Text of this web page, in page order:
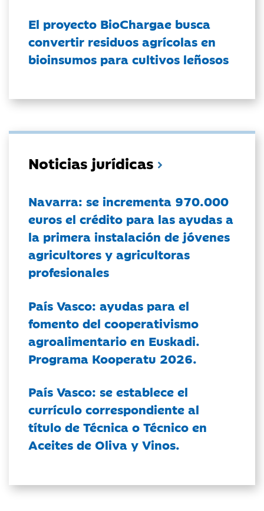
El proyecto BioChargae busca
convertir residuos agrícolas en
bioinsumos para cultivos leñosos
Noticias jurídicas
Navarra: se incrementa 970.000
euros el crédito para las ayudas a
la primera instalación de jóvenes
agricultores y agricultoras
profesionales
País Vasco: ayudas para el
fomento del cooperativismo
agroalimentario en Euskadi.
Programa Kooperatu 2026.
País Vasco: se establece el
currículo correspondiente al
título de Técnica o Técnico en
Aceites de Oliva y Vinos.